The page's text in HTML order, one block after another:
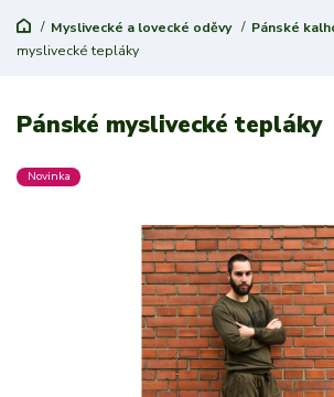
Myslivecké a lovecké oděvy Pánské
myslivecké tepláky
Pánské myslivecké tepláky
Novinka